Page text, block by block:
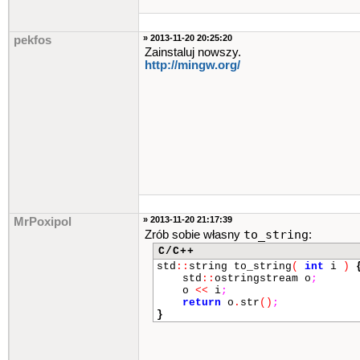
pekfos » 2013-11-20 20:25:20
Zainstaluj nowszy.
http://mingw.org/
MrPoxipol » 2013-11-20 21:17:39
Zrób sobie własny to_string:
C/C++
std :: string to_string ( int i )
std :: ostringstream o ;
o << i;
return o . str () ;
}